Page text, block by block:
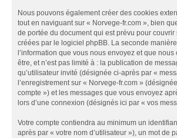
Nous pouvons également créer des cookies
tout en naviguant sur « Norvege-fr.com », bien
de portée du document qui est prévu pour
créées par le logiciel phpBB. La seconde
l’information que vous nous envoyez et que
être, et n’est pas limité à : la publication de
qu’utilisateur invité (désignée ci-après par «
l’enregistrement sur « Norvege-fr.com »
compte ») et les messages que vous envoyez
lors d’une connexion (désignés ici par « vos
Votre compte contiendra au minimum un
après par « votre nom d’utilisateur »), un mot de